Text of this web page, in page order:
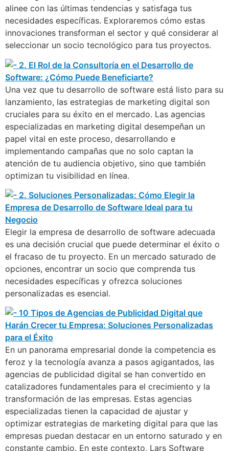
alinee con las últimas tendencias y satisfaga tus
necesidades específicas. Exploraremos cómo estas
innovaciones transforman el sector y qué considerar al
seleccionar un socio tecnológico para tus proyectos.
Una vez que tu desarrollo de software está listo para su
lanzamiento, las estrategias de marketing digital son
cruciales para su éxito en el mercado. Las agencias
especializadas en marketing digital desempeñan un
papel vital en este proceso, desarrollando e
implementando campañas que no solo captan la
atención de tu audiencia objetivo, sino que también
optimizan tu visibilidad en línea.
Elegir la empresa de desarrollo de software adecuada
es una decisión crucial que puede determinar el éxito o
el fracaso de tu proyecto. En un mercado saturado de
opciones, encontrar un socio que comprenda tus
necesidades específicas y ofrezca soluciones
personalizadas es esencial.
En un panorama empresarial donde la competencia es
feroz y la tecnología avanza a pasos agigantados, las
agencias de publicidad digital se han convertido en
catalizadores fundamentales para el crecimiento y la
transformación de las empresas. Estas agencias
especializadas tienen la capacidad de ajustar y
optimizar estrategias de marketing digital para que las
empresas puedan destacar en un entorno saturado y en
constante cambio. En este contexto, Lars Software